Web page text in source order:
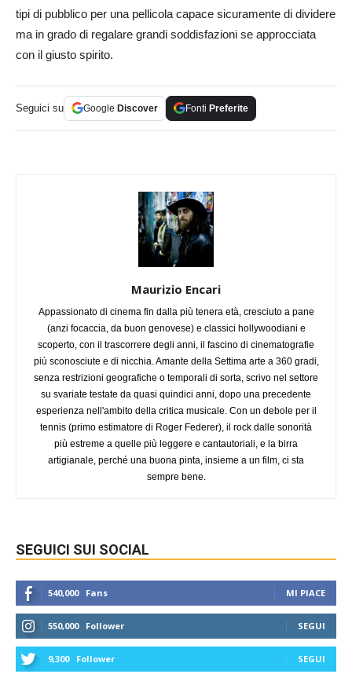
tipi di pubblico per una pellicola capace sicuramente di dividere
ma in grado di regalare grandi soddisfazioni se approcciata
con il giusto spirito.
Seguici su Google Discover Fonti Preferite
Maurizio Encari
Appassionato di cinema fin dalla più tenera età, cresciuto a pane
(anzi focaccia, da buon genovese) e classici hollywoodiani e
scoperto, con il trascorrere degli anni, il fascino di cinematografie
più sconosciute e di nicchia. Amante della Settima arte a 360 gradi,
senza restrizioni geografiche o temporali di sorta, scrivo nel settore
su svariate testate da quasi quindici anni, dopo una precedente
esperienza nell'ambito della critica musicale. Con un debole per il
tennis (primo estimatore di Roger Federer), il rock dalle sonorità
più estreme a quelle più leggere e cantautoriali, e la birra
artigianale, perché una buona pinta, insieme a un film, ci sta
sempre bene.
SEGUICI SUI SOCIAL
540,000 Fans MI PIACE
550,000 Follower SEGUI
9,300 Follower SEGUI